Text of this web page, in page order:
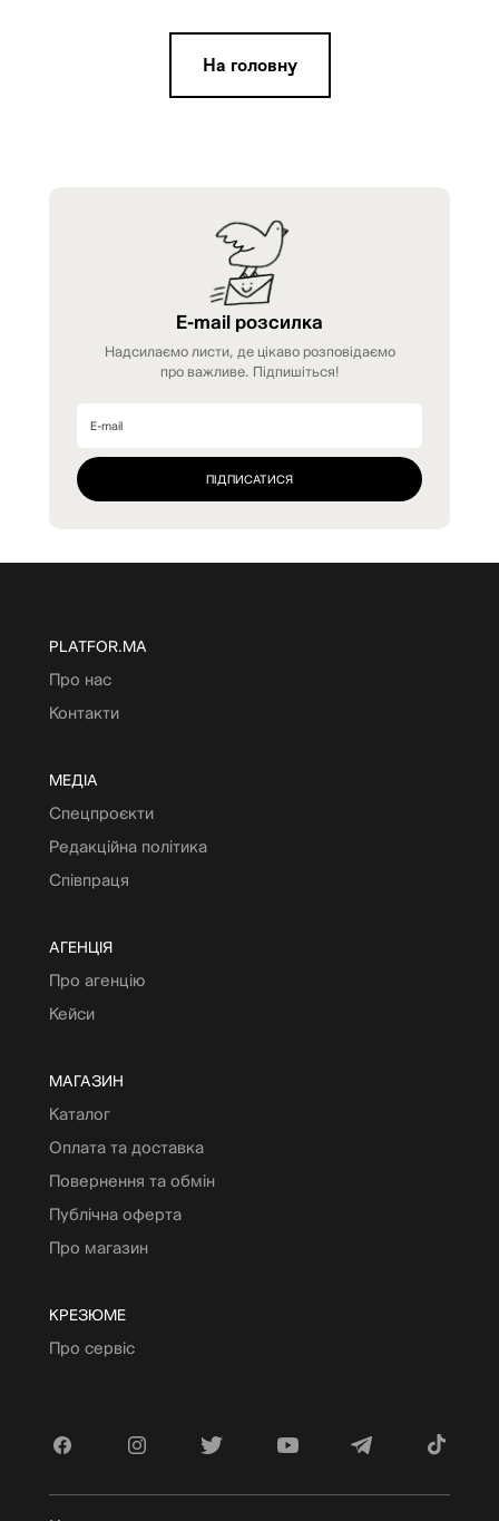
На головну
E-mail розсилка
Надсилаємо листи, де цікаво розповідаємо
про важливе. Підпишіться!
PLATFOR.MA
Про нас
Контакти
МЕДІА
Спецпроєкти
Редакційна політика
Співпраця
АГЕНЦІЯ
Про агенцію
Кейси
МАГАЗИН
Каталог
Оплата та доставка
Повернення та обмін
Публічна оферта
Про магазин
КРЕЗЮМЕ
Про сервіс